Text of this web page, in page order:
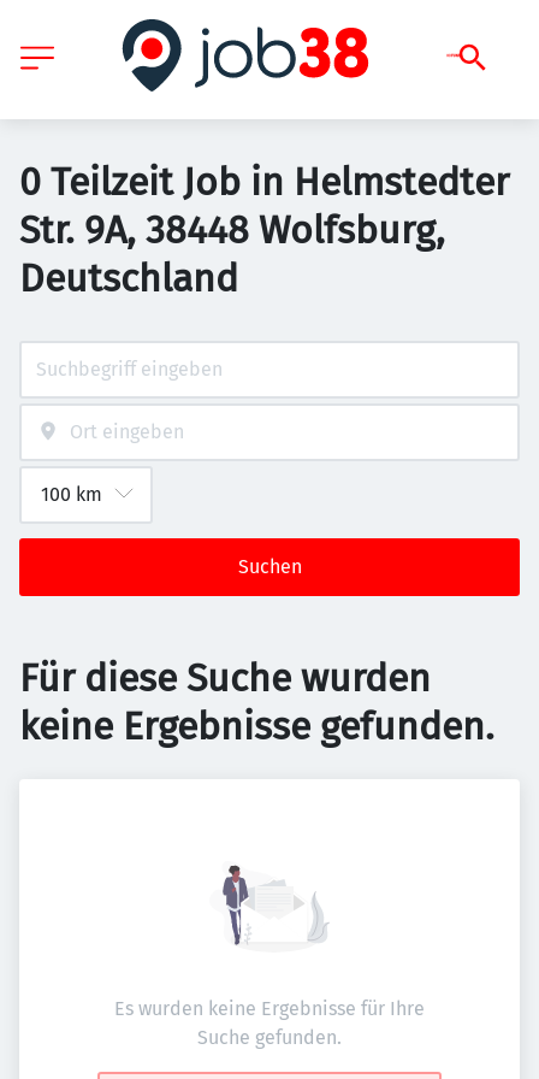
0 Teilzeit Job in Helmstedter
Str. 9A, 38448 Wolfsburg,
Deutschland
Suchen
Für diese Suche wurden
keine Ergebnisse gefunden.
Es wurden keine Ergebnisse für Ihre
Suche gefunden.